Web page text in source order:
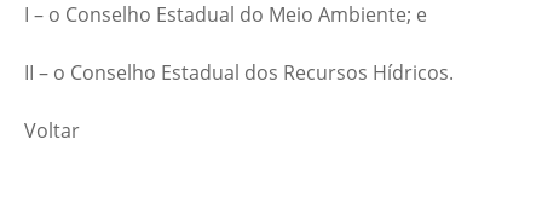
I – o Conselho Estadual do Meio Ambiente; e
II – o Conselho Estadual dos Recursos Hídricos.
Voltar